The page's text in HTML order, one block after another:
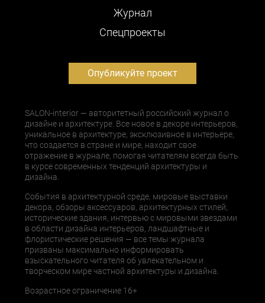
Журнал
Cпецпроекты
Опубликуйте проект
SALON-interior — авторитетный российский журнал о
дизайне и архитектуре. Все новое в декоре интерьеров,
уникальное в архитектуре, эксклюзивное в интерьере,
что создается в стране и мире, находит свое
отражение в журнале, помогая читателям всегда быть
в курсе современных тенденций архитектуры и
дизайна.
События в архитектурной среде, мировые выставки
декора, обзоры аксессуаров, архитектурных стилей,
исторические здания, интервью с мировыми звездами
в области дизайна интерьеров, ландшафтные и
флористические решения — все темы журнала
призваны максимально информировать
взыскательного читателя об увлекательном и
творческом мире частной архитектуры и дизайна.
Возрастное ограничение 16+